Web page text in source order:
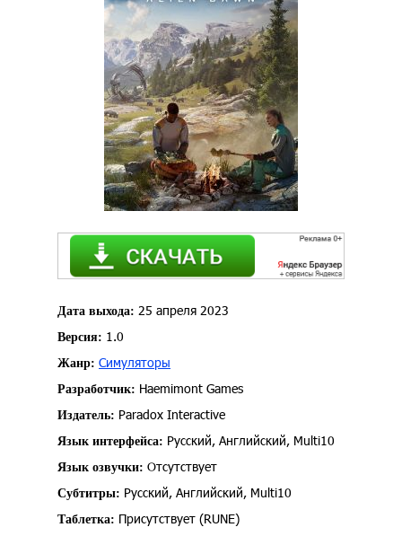
Дата выхода: 25 апреля 2023
Версия: 1.0
Жанр: Симуляторы
Разработчик: Haemimont Games
Издатель: Paradox Interactive
Язык интерфейса: Русский, Английский, Multi10
Язык озвучки: Отсутствует
Субтитры: Русский, Английский, Multi10
Таблетка: Присутствует (RUNE)